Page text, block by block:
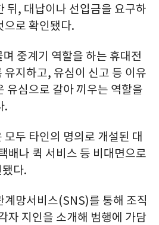
뒤, 대납이나 선입금을 요구하
으로 확인됐다.
중계기 역할을 하는 휴대전
지하고, 유심이 신고 등 이유
유심으로 갈아 끼우는 역할을
.
두 타인의 명의로 개설된 대
배나 퀵 서비스 등 비대면으로
다.
계망서비스(SNS)를 통해 조직
자 지인을 소개해 범행에 가담